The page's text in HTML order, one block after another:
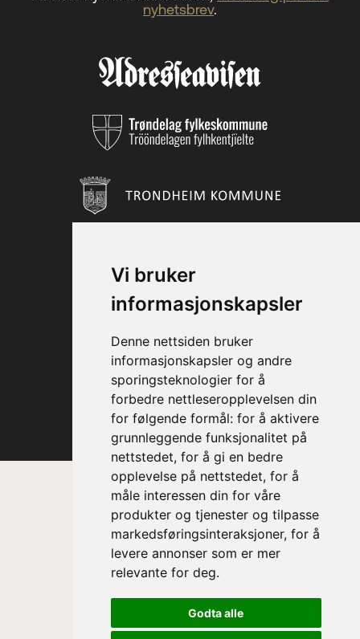
Vi bruker
informasjonskapsler
Denne nettsiden bruker
informasjonskapsler og andre
sporingsteknologier for å
forbedre nettleseropplevelsen din
for følgende formål: for å aktivere
grunnleggende funksjonalitet på
nettstedet, for å gi en bedre
opplevelse på nettstedet, for å
måle interessen din for våre
produkter og tjenester og tilpasse
markedsføringsinteraksjoner, for å
levere annonser som er mer
relevante for deg.
Godta alle
nyhetsbrev.
Prinsesse Astrid, fru Ferner
Trondheim Symfoniorkester & Opera
sin høye beskytter